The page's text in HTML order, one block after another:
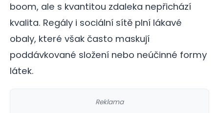
boom, ale s kvantitou zdaleka nepřichází
kvalita. Regály i sociální sítě plní lákavé
obaly, které však často maskují
poddávkované složení nebo neúčinné formy
látek.
Reklama